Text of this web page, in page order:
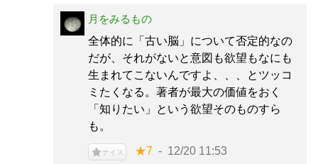
月をみるもの
全体的に「古い脳」について否定的なの
だが、それがないと意図も欲望もなにも
生まれてこないんですよ、、、とツッコ
ミたくなる。著者が最大の価値をおく
「知りたい」という欲望そのものすら
も。
ナイス ★7 12/20 11:53